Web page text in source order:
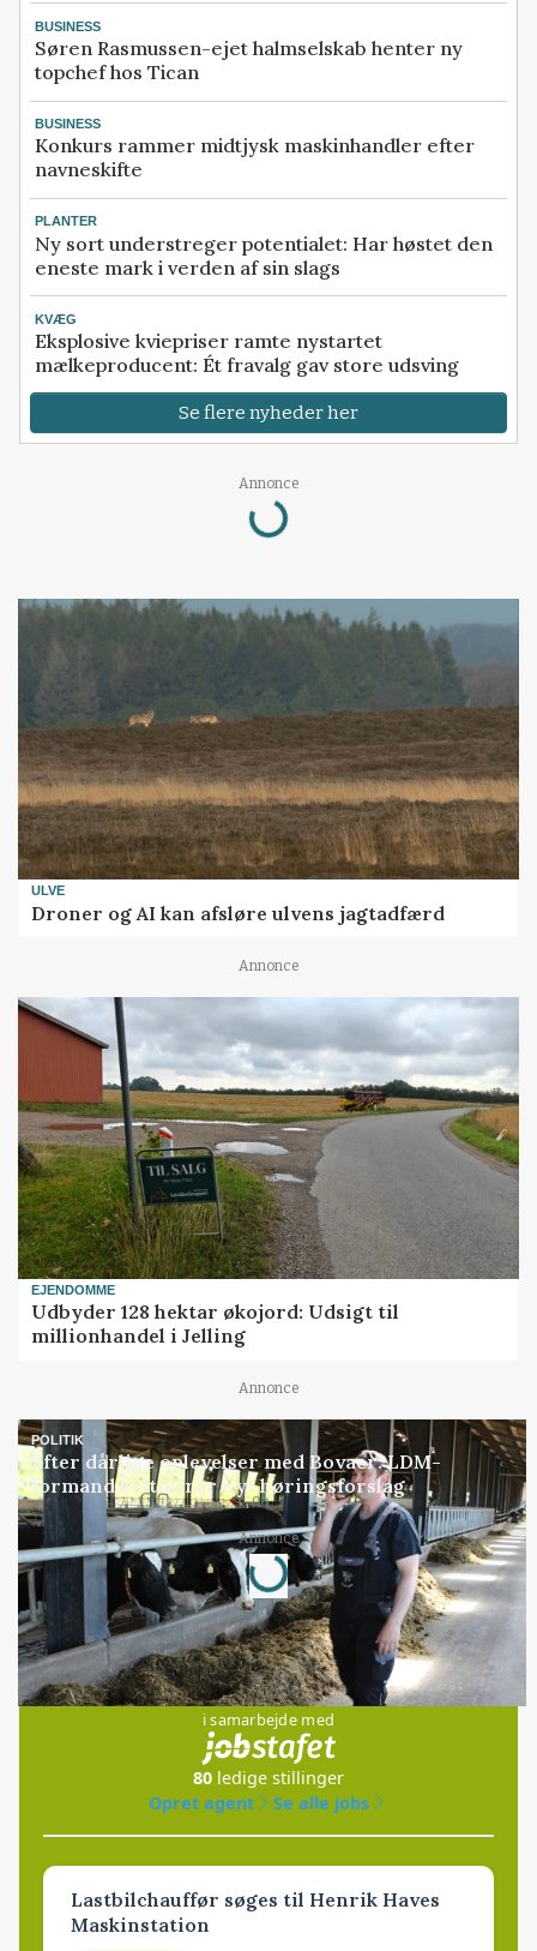
BUSINESS
Søren Rasmussen-ejet halmselskab henter ny
topchef hos Tican
BUSINESS
Konkurs rammer midtjysk maskinhandler efter
navneskifte
PLANTER
Ny sort understreger potentialet: Har høstet den
eneste mark i verden af sin slags
KVÆG
Eksplosive kviepriser ramte nystartet
mælkeproducent: Ét fravalg gav store udsving
Se flere nyheder her
Annonce
Loading...
ULVE
Droner og AI kan afsløre ulvens jagtadfærd
Annonce
EJENDOMME
Udbyder 128 hektar økojord: Udsigt til
millionhandel i Jelling
Annonce
POLITIK
Efter dårlige oplevelser med Bovaer: LDM-
formand kritiserer nyt høringsforslag
Annonce
Loading...
Jobs
i samarbejde med
80 ledige stillinger
Opret agent
Se alle jobs
Lastbilchauffør søges til Henrik Haves
Maskinstation